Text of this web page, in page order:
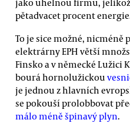
pětadvacet procent
To je sice možné,
elektrárny EPH větší
Finsko a v německé
bourá hornolužickou
je jednou z hlavních
se pokouší prolobbovat
málo méně špinavý plyn.